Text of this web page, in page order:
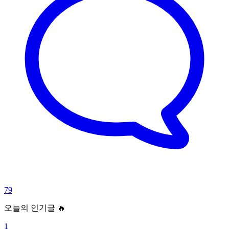
79
오늘의 인기글 🔥
1